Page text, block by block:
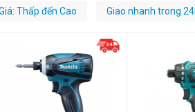
Thấp đến Cao Giao nhanh trong